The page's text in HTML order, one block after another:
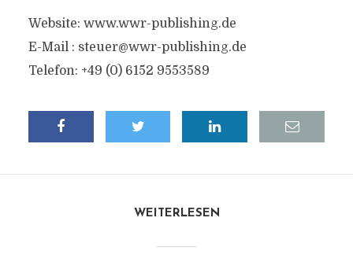
Website: www.wwr-publishing.de
E-Mail : steuer@wwr-publishing.de
Telefon: +49 (0) 6152 9553589
WEITERLESEN